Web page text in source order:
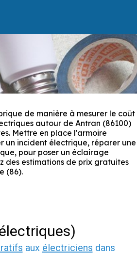
de manière à mesurer le coût
autour de Antran (86100)
Mettre en place l'armoire
un incident électrique, réparer une
pour poser un éclairage
des estimations de prix gratuites
(86).
aux électriciens dans